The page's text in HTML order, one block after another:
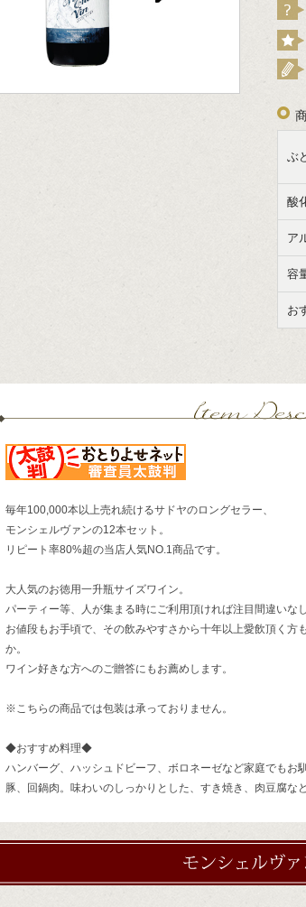
ぶ
酸
ア
容
お
毎年100,000本以上売れ続けるサドヤのロングセラー、
モンシェルヴァンの12本セット。
リピート率80%超の当店人気NO.1商品です。
大人気のお徳用一升瓶サイズワイン。
パーティー等、人が集まる時にご利用頂ければ注目間違いなし
お値段もお手頃で、その飲みやすさから十年以上愛飲頂く方
か。
ワイン好きな方へのご贈答にもお薦めします。
※こちらの商品では包装は承っておりません。
◆おすすめ料理◆
ハンバーグ、ハッシュドビーフ、ボロネーゼなど家庭でもお
豚、回鍋肉。味わいのしっかりとした、すき焼き、肉豆腐など